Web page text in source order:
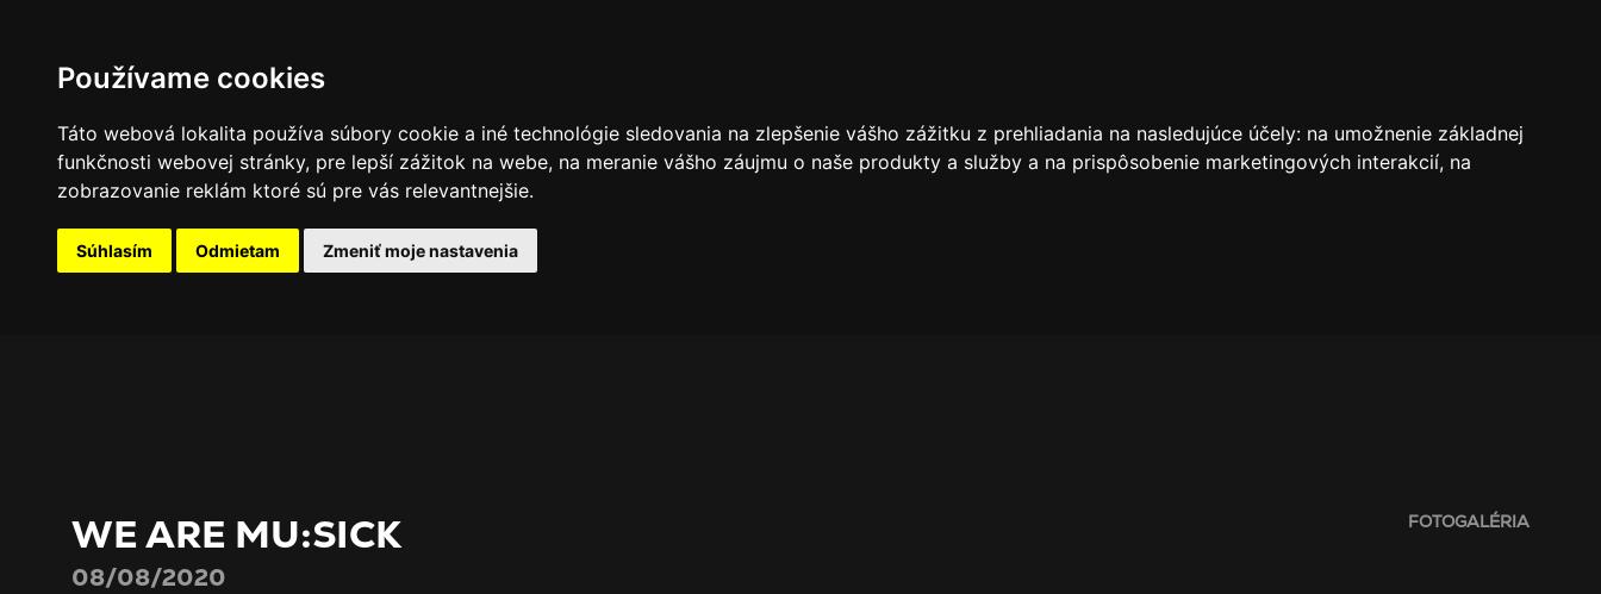
Používame cookies
Táto webová lokalita používa súbory cookie a iné technológie sledovania na zlepšenie vášho zážitku z prehliadania na nasledujúce účely: na umožnenie základnej
funkčnosti webovej stránky, pre lepší zážitok na webe, na meranie vášho záujmu o naše produkty a služby a na prispôsobenie marketingových interakcií, na
zobrazovanie reklám ktoré sú pre vás relevantnejšie.
Súhlasím Odmietam Zmeniť moje nastavenia
WE ARE MU:SICK
08/08/2020
FOTOGALÉRIA